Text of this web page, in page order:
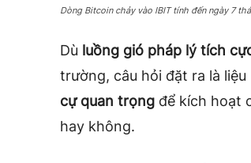
Dòng Bitcoin chảy vào IBIT tính đến ngày 7
Dù luồng gió pháp lý tích
trường, câu hỏi đặt ra là liệu
cự quan trọng để kích hoạt
hay không.